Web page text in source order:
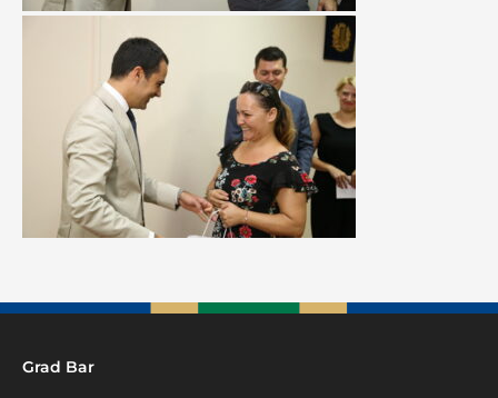
Grad Bar